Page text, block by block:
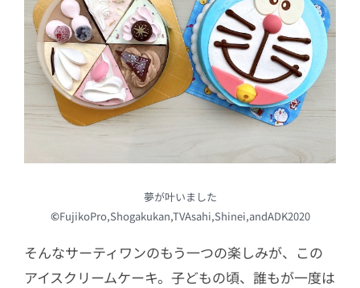
夢が叶いました
©FujikoPro,Shogakukan,TVAsahi,Shinei,andADK2020
そんなサーティワンのもう一つの楽しみが、この
アイスクリームケーキ。子どもの頃、誰もが一度は